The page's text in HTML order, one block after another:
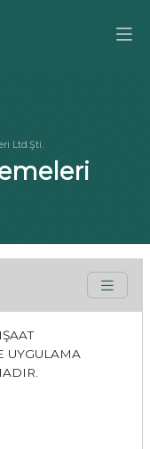
Ltd.Şti.
UYGULAMA